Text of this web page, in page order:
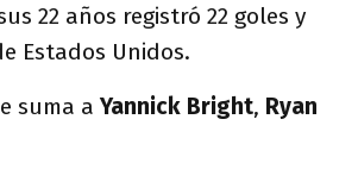
22 años registró 22 goles y
Estados Unidos.
suma a Yannick Bright, Ryan